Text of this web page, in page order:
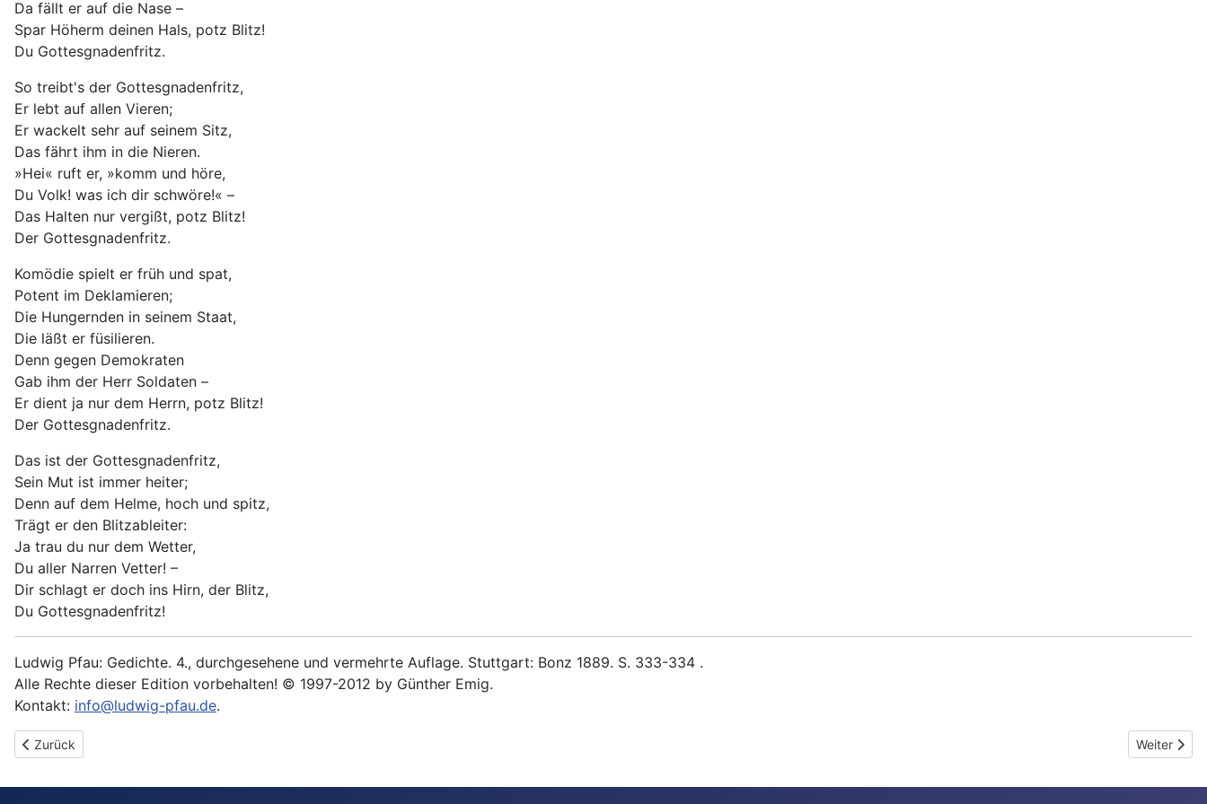
Da fällt er auf die Nase –
Spar Höherm deinen Hals, potz Blitz!
Du Gottesgnadenfritz.
So treibt's der Gottesgnadenfritz,
Er lebt auf allen Vieren;
Er wackelt sehr auf seinem Sitz,
Das fährt ihm in die Nieren.
»Hei« ruft er, »komm und höre,
Du Volk! was ich dir schwöre!« –
Das Halten nur vergißt, potz Blitz!
Der Gottesgnadenfritz.
Komödie spielt er früh und spat,
Potent im Deklamieren;
Die Hungernden in seinem Staat,
Die läßt er füsilieren.
Denn gegen Demokraten
Gab ihm der Herr Soldaten –
Er dient ja nur dem Herrn, potz Blitz!
Der Gottesgnadenfritz.
Das ist der Gottesgnadenfritz,
Sein Mut ist immer heiter;
Denn auf dem Helme, hoch und spitz,
Trägt er den Blitzableiter:
Ja trau du nur dem Wetter,
Du aller Narren Vetter! –
Dir schlagt er doch ins Hirn, der Blitz,
Du Gottesgnadenfritz!
Ludwig Pfau: Gedichte. 4., durchgesehene und vermehrte Auflage. Stuttgart: Bonz 1889. S. 333-334 .
Alle Rechte dieser Edition vorbehalten! © 1997-2012 by Günther Emig.
Kontakt: info@ludwig-pfau.de.
Vorheriger Beitrag: Kaiserwahl
Zurück Nächster
Weiter